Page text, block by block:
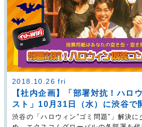
2018.10.26 fri
【社内企画】「部署対抗！ハロ
スト」10月31日（水）に渋谷で
渋谷の「ハロウィン”ゴミ問題”」解決